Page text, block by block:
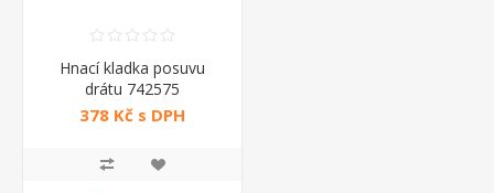
Hnací kladka posuvu
drátu 742575
378 Kč s DPH